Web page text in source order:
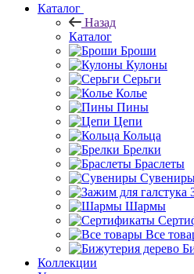
Каталог
Назад
Каталог
Броши
Кулоны
Серьги
Колье
Пины
Цепи
Кольца
Брелки
Браслеты
Шармы
Все
Коллекции